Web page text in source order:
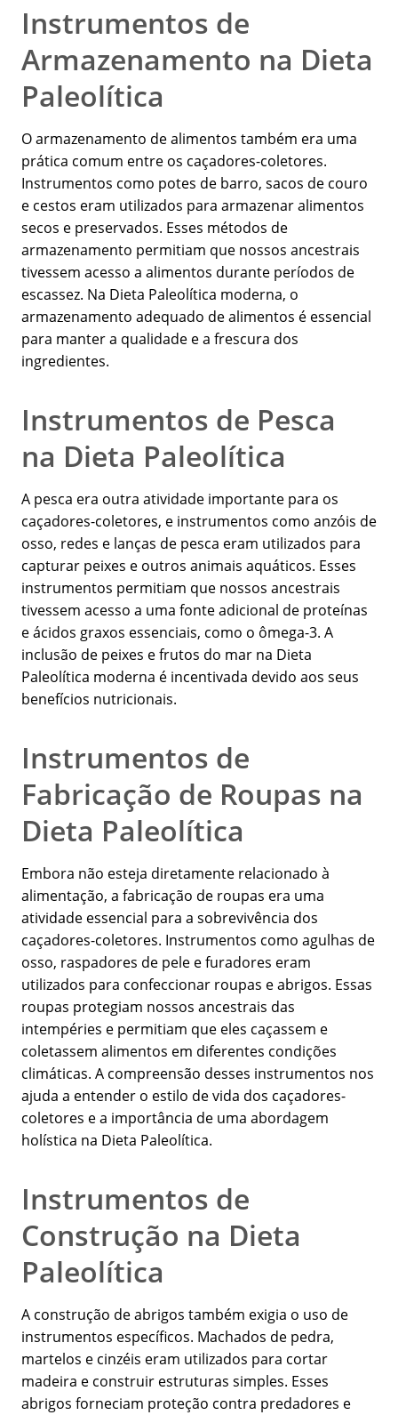
Instrumentos de
Armazenamento na Dieta
Paleolítica
O armazenamento de alimentos também era uma
prática comum entre os caçadores-coletores.
Instrumentos como potes de barro, sacos de couro
e cestos eram utilizados para armazenar alimentos
secos e preservados. Esses métodos de
armazenamento permitiam que nossos ancestrais
tivessem acesso a alimentos durante períodos de
escassez. Na Dieta Paleolítica moderna, o
armazenamento adequado de alimentos é essencial
para manter a qualidade e a frescura dos
ingredientes.
Instrumentos de Pesca
na Dieta Paleolítica
A pesca era outra atividade importante para os
caçadores-coletores, e instrumentos como anzóis de
osso, redes e lanças de pesca eram utilizados para
capturar peixes e outros animais aquáticos. Esses
instrumentos permitiam que nossos ancestrais
tivessem acesso a uma fonte adicional de proteínas
e ácidos graxos essenciais, como o ômega-3. A
inclusão de peixes e frutos do mar na Dieta
Paleolítica moderna é incentivada devido aos seus
benefícios nutricionais.
Instrumentos de
Fabricação de Roupas na
Dieta Paleolítica
Embora não esteja diretamente relacionado à
alimentação, a fabricação de roupas era uma
atividade essencial para a sobrevivência dos
caçadores-coletores. Instrumentos como agulhas de
osso, raspadores de pele e furadores eram
utilizados para confeccionar roupas e abrigos. Essas
roupas protegiam nossos ancestrais das
intempéries e permitiam que eles caçassem e
coletassem alimentos em diferentes condições
climáticas. A compreensão desses instrumentos nos
ajuda a entender o estilo de vida dos caçadores-
coletores e a importância de uma abordagem
holística na Dieta Paleolítica.
Instrumentos de
Construção na Dieta
Paleolítica
A construção de abrigos também exigia o uso de
instrumentos específicos. Machados de pedra,
martelos e cinzéis eram utilizados para cortar
madeira e construir estruturas simples. Esses
abrigos forneciam proteção contra predadores e